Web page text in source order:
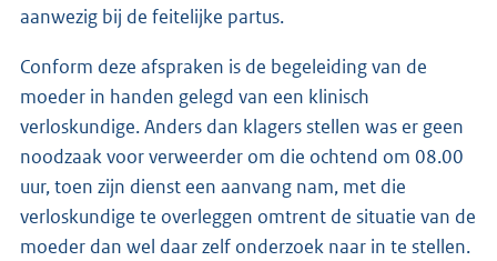
aanwezig bij de feitelijke partus.
Conform deze afspraken is de begeleiding van de
moeder in handen gelegd van een klinisch
verloskundige. Anders dan klagers stellen was er geen
noodzaak voor verweerder om die ochtend om 08.00
uur, toen zijn dienst een aanvang nam, met die
verloskundige te overleggen omtrent de situatie van de
moeder dan wel daar zelf onderzoek naar in te stellen.